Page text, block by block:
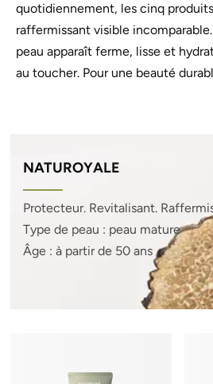
quotidiennement, les cinq
raffermissant visible
peau apparaît ferme, lisse et
au toucher. Pour une beauté
NATUROYALE
Protecteur. Revitalisant.
Type de peau : peau mature
Âge : à partir de 50 ans